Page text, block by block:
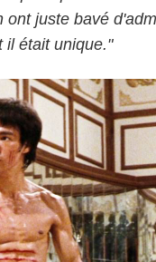
juste bavé
il était unique."